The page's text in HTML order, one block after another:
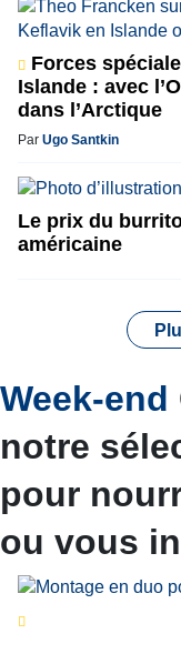
Forces
Islande : avec
dans l’Arctique
Par Ugo Santkin
Le prix du
américaine
Week-end
notre
pour
ou vous